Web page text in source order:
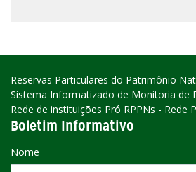
Reservas Particulares do Patrimônio
Sistema Informatizado de Monitoria de
Rede de instituições Pró RPPNs - Rede
Boletim Informativo
Nome